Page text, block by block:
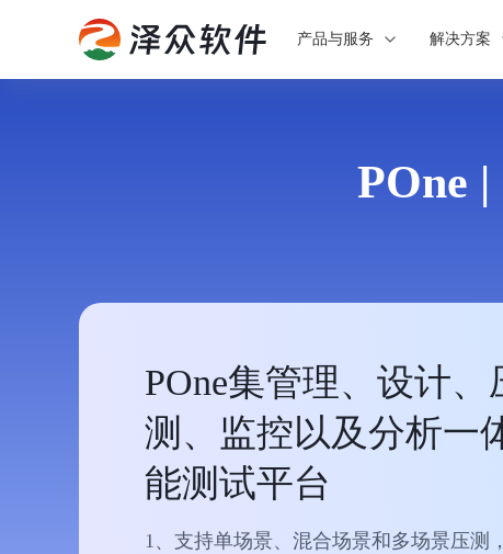
产品与服务 解决方案
POne |
POne集管理、设计、
测、监控以及分析一
能测试平台
1、支持单场景、混合场景和多场景压测